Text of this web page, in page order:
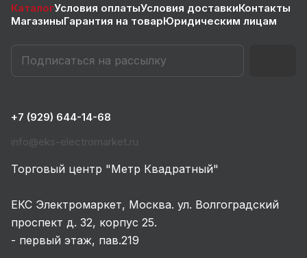
КаталогУсловия оплатыУсловия доставкиКонтакты
МагазиныГарантия на товарЮридическим лицам
+7 (929) 644-14-68
info@eks-electromarket.ru
Торговый центр "Метр Квадратный"
ЕКС Электромаркет, Москва. ул. Волгоградский
проспект д. 32, корпус 25.
- первый этаж, пав.219